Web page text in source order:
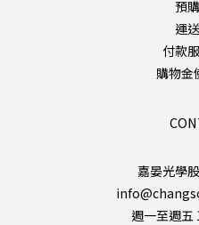
預
運
付款
購物金
嘉晏光學
週一至週五